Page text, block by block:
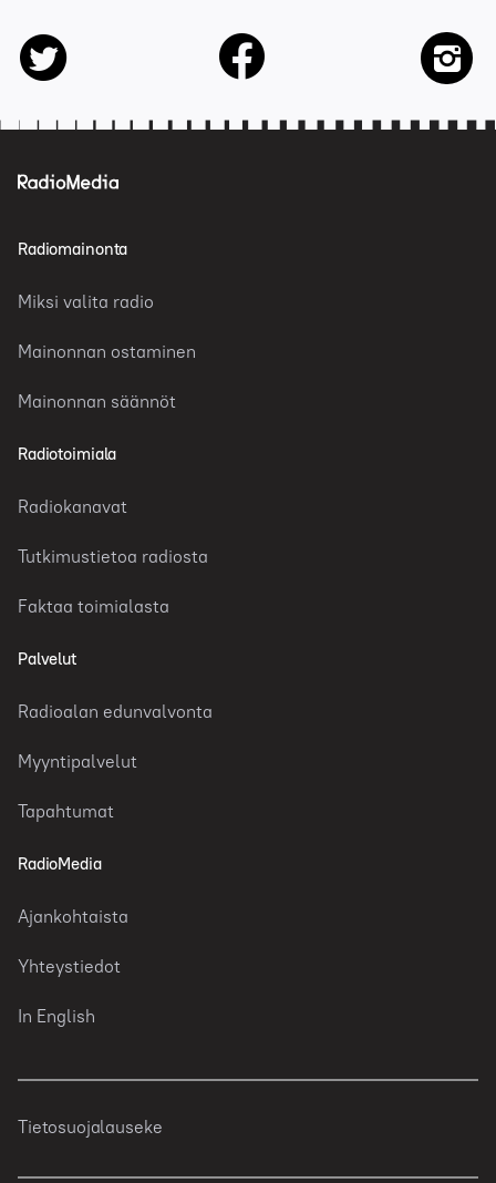
twitter facebook
Radiomainonta
Miksi valita radio
Mainonnan ostaminen
Mainonnan säännöt
Radiotoimiala
Radiokanavat
Tutkimustietoa radiosta
Faktaa toimialasta
Palvelut
Radioalan edunvalvonta
Myyntipalvelut
Tapahtumat
RadioMedia
Ajankohtaista
Yhteystiedot
In English
Tietosuojalauseke